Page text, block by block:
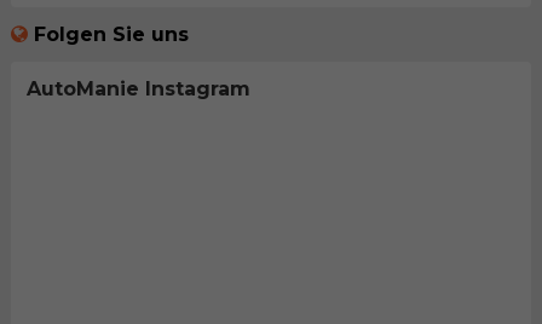
Folgen Sie uns
AutoManie Instagram